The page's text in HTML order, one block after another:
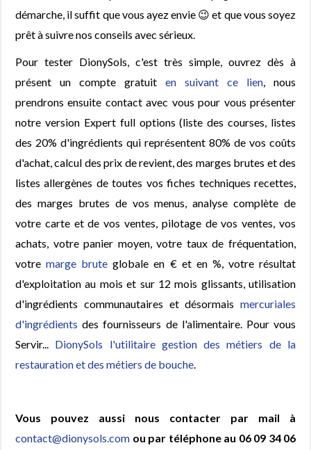
démarche, il suffit que vous ayez envie 😉 et que vous soyez
prêt à suivre nos conseils avec sérieux.
Pour tester DionySols, c'est très simple, ouvrez dès à
présent un compte gratuit en suivant ce lien, nous
prendrons ensuite contact avec vous pour vous présenter
notre version Expert full options (liste des courses, listes
des 20% d'ingrédients qui représentent 80% de vos coûts
d'achat, calcul des prix de revient, des marges brutes et des
listes allergènes de toutes vos fiches techniques recettes,
des marges brutes de vos menus, analyse complète de
votre carte et de vos ventes, pilotage de vos ventes, vos
achats, votre panier moyen, votre taux de fréquentation,
votremarge brute globale en € et en %, votre résultat
d'exploitation au mois et sur 12 mois glissants, utilisation
d'ingrédients communautaires et désormais mercuriales
d'ingrédients des fournisseurs de l'alimentaire. Pour vous
Servir... DionySols l'utilitaire gestion des métiers de la
restauration et des métiers de bouche.
Vous pouvez aussi nous contacter par mail à
contact@dionysols.com ou par téléphone au 06 09 34 06